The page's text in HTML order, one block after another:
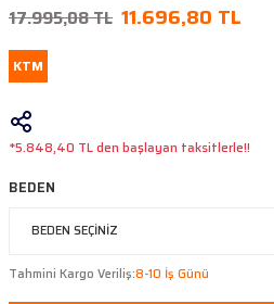
17.995,08 TL 11.696,80 TL
KTM
*5.848,40 TL den başlayan taksitlerle!!
BEDEN
Tahmini Kargo Veriliş:8-10 İş Günü